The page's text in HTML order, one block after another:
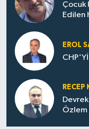
Çocuk
Edilen
EROL
Özlem